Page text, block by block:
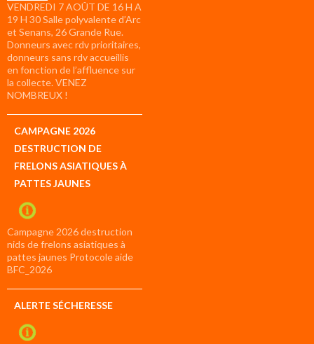
VENDREDI 7 AOÛT DE 16 H A
19 H 30 Salle polyvalente d’Arc
et Senans, 26 Grande Rue.
Donneurs avec rdv prioritaires,
donneurs sans rdv accueillis
en fonction de l’affluence sur
la collecte. VENEZ
NOMBREUX !
CAMPAGNE 2026
DESTRUCTION DE
FRELONS ASIATIQUES À
PATTES JAUNES
Campagne 2026 destruction
nids de frelons asiatiques à
pattes jaunes Protocole aide
BFC_2026
ALERTE SÉCHERESSE